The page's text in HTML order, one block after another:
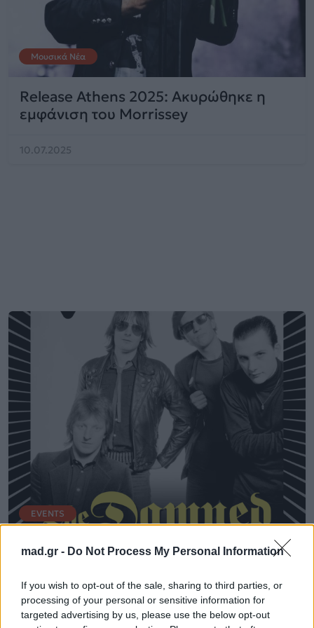
mad.gr - Do Not Process My Personal Information
If you wish to opt-out of the sale, sharing to third parties, or
processing of your personal or sensitive information for
targeted advertising by us, please use the below opt-out
Μουσικά Νέα
Release Athens 2025: Ακυρώθηκε η
εμφάνιση του Morrissey
10.07.2025
EVENTS
Supergrass και The Damned στο
20.05.2025